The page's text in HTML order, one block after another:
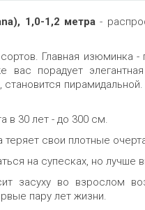
1,0-1,2 метра -
Главная изюминка -
вас порадует
в 30 лет - до 300 см.
свои плотные
на супесках, но лучше
засуху во взрослом
пару лет жизни.